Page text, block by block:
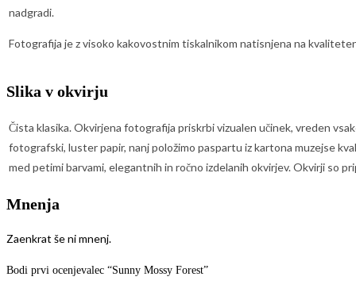
nadgradi.
Fotografija je z visoko kakovostnim tiskalnikom natisnjena na
Slika v okvirju
Čista klasika. Okvirjena fotografija priskrbi vizualen učinek, vreden
fotografski, luster papir, nanj položimo paspartu iz kartona muzejse
med petimi barvami, elegantnih in ročno izdelanih okvirjev. Okvirji so
Mnenja
Zaenkrat še ni mnenj.
Bodi prvi ocenjevalec “Sunny Mossy Forest”